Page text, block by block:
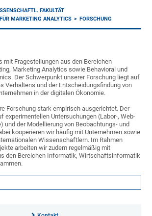
FAKULTÄT
MARKETING ANALYTICS
FORSCHUNG
mit Fragestellungen aus den Bereichen
Marketing Analytics sowie Behavioral und
Der Schwerpunkt unserer Forschung liegt auf
Verhaltens und der Entscheidungsfindung von
in der digitalen Ökonomie.
Forschung stark empirisch ausgerichtet. Der
experimentellen Untersuchungen (Labor-, Web-
und der Modellierung von Beobachtungs- und
kooperieren wir häufig mit Unternehmen sowie
Wissenschaftlern. Im Rahmen
arbeiten wir zudem regelmäßig mit
den Bereichen Informatik, Wirtschaftsinformatik